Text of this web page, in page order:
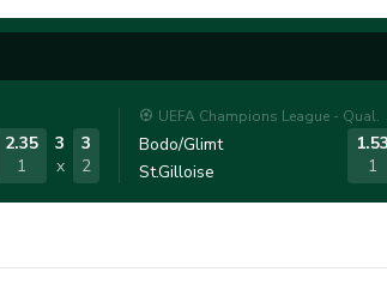
LIGE PETICE
OSTALE LIGE
ABA LIGA
2.35
1
3
x
3
2
UEFA Champions League - Qual.
Bodo/Glimt
St.Gilloise
1.53
1